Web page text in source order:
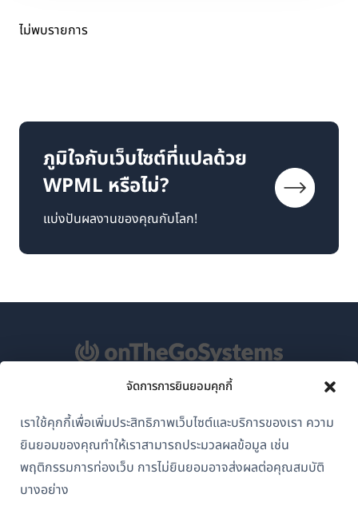
จัดการการยินยอมคุกกี้
เราใช้คุกกี้เพื่อเพิ่มประสิทธิภาพเว็บไซต์และบริการของเรา ความ
ยินยอมของคุณทำให้เราสามารถประมวลผลข้อมูล เช่น
พฤติกรรมการท่องเว็บ การไม่ยินยอมอาจส่งผลต่อคุณสมบัติ
บางอย่าง
ไม่พบรายการ
ภูมิใจกับเว็บไซต์ที่แปลด้วย
WPML หรือไม่?
แบ่งปันผลงานของคุณกับโลก!
GDPR และนโยบายความเป็นส่วนตัว
เข้าร่วมทีมของเรา(เปิด